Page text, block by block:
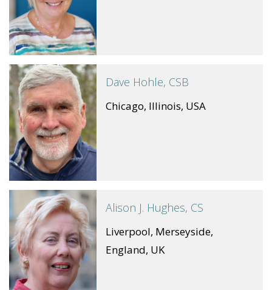
Dave Hohle, CSB
Chicago, Illinois, USA
Alison J. Hughes, CS
Liverpool, Merseyside,
England, UK